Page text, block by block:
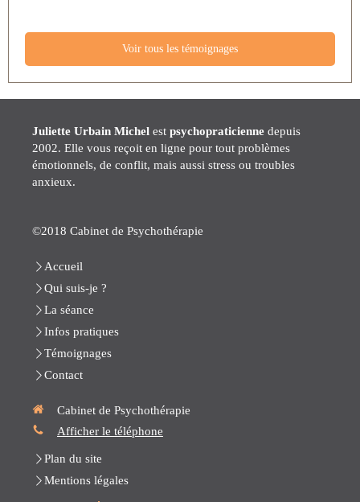
Voir tous les témoignages
Juliette Urbain Michel est psychopraticienne depuis
2002. Elle vous reçoit en ligne pour tout problèmes
émotionnels, de conflit, mais aussi stress ou troubles
anxieux.
©2018 Cabinet de Psychothérapie
Accueil
Qui suis-je ?
La séance
Infos pratiques
Témoignages
Contact
Cabinet de Psychothérapie
Afficher le téléphone
Plan du site
Mentions légales